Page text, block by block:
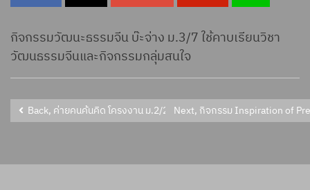
กิจกรรมวัฒนะธรรมจีน บ๊ะจ่าง ม.3/7 ใช้คาบเรียนวิชา
วัฒนธรรมจีนและกิจกรรมกลุ่มสนใจ
Back, ค่ายคนค้นคิด โครงงาน ม.2/2 - 3 มหาวิทยาลัยเทคโนโลยีราชมงค